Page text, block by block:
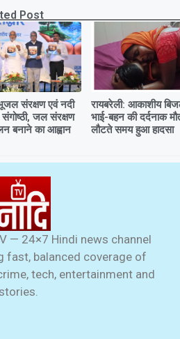
Post
संरक्षण एवं नदी
संगोष्ठी, जल संरक्षण
बनाने का आह्वान
रायबरेली: आकाशीय
भाई-बहन की दर्दनाक
लौटते समय हुआ हादसा
— 24×7 Hindi news channel
fast, balanced coverage of
tech, entertainment and